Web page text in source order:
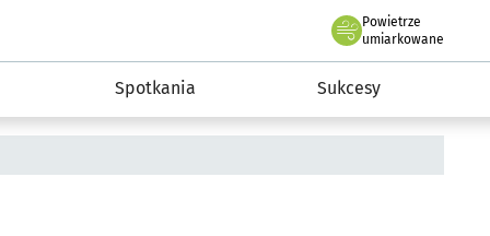
przedsiębiorczości miasta Wrocławia
Powietrze
we Wrocławiu
umiarkowane
Spotkania Sukcesy